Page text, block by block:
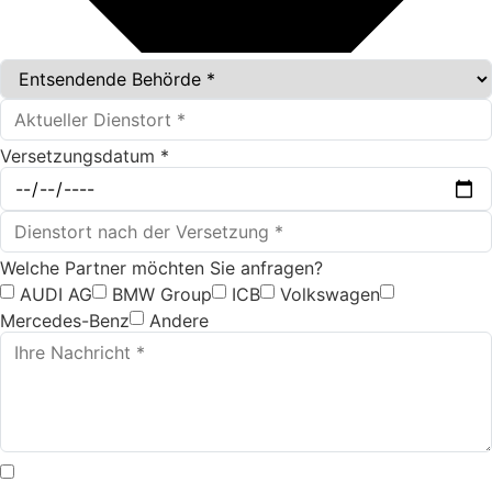
Versetzungsdatum *
Welche Partner möchten Sie anfragen?
AUDI AG
BMW Group ICB
Volkswagen
Mercedes-Benz
Andere